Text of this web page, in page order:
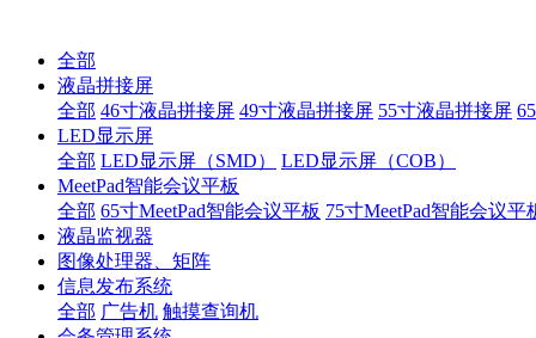
全部
液晶拼接屏
全部 46寸液晶拼接屏 49寸液晶拼接屏 55寸液晶拼接屏
LED显示屏
全部 LED显示屏（SMD）
LED显示屏（COB）
MeetPad智能会议平板
全部 65寸MeetPad智能会议平板 75寸MeetPad智能会议平
液晶监视器
图像处理器、矩阵
信息发布系统
全部 广告机 触摸查询机